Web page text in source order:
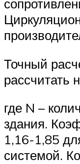
Точный
рассчитать
где N –
здания.
1,16-1,85
системой.